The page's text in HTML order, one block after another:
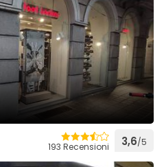
193 Recensioni 3,6/5